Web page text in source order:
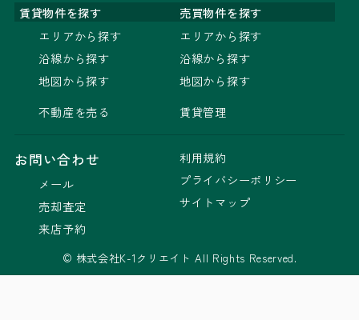
賃貸物件を探す
売買物件を探す
エリアから探す
沿線から探す
地図から探す
不動産を売る
エリアから探す
沿線から探す
地図から探す
賃貸管理
お問い合わせ
メール
売却査定
来店予約
利用規約
プライバシーポリシー
サイトマップ
© 株式会社K-1クリエイト All Rights Reserved.